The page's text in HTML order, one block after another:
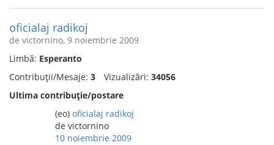
oficialaj radikoj
de victornino, 9 noiembrie 2009
Limbă: Esperanto
Contribuții/Mesaje: 3 Vizualizări: 34056
Ultima contribuție/postare
(eo) oficialaj radikoj
de victornino
10 noiembrie 2009